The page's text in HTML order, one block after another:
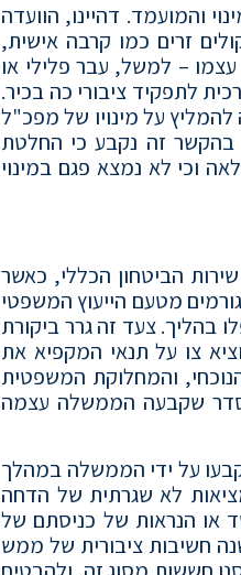
והמועמד. דהיינו, הוועדה
זרים כמו קרבה אישית,
– למשל, עבר פלילי או
לתפקיד ציבורי כה בכיר.
על מינויו של מפכ"ל
בהקשר זה נקבע כי החלטת
וכי לא נמצא פגם במינוי
שירות הביטחון הכללי, כאשר
מטעם הייעוץ המשפטי
בהליך. צעד זה גרר ביקורת
צו על תנאי המקפיא את
והמחלוקת המשפטית
שקבעה הממשלה עצמה
על ידי הממשלה במהלך
לא שגרתית של הדחה
או הנראות של כניסתם של
חשיבות ציבורית של ממש